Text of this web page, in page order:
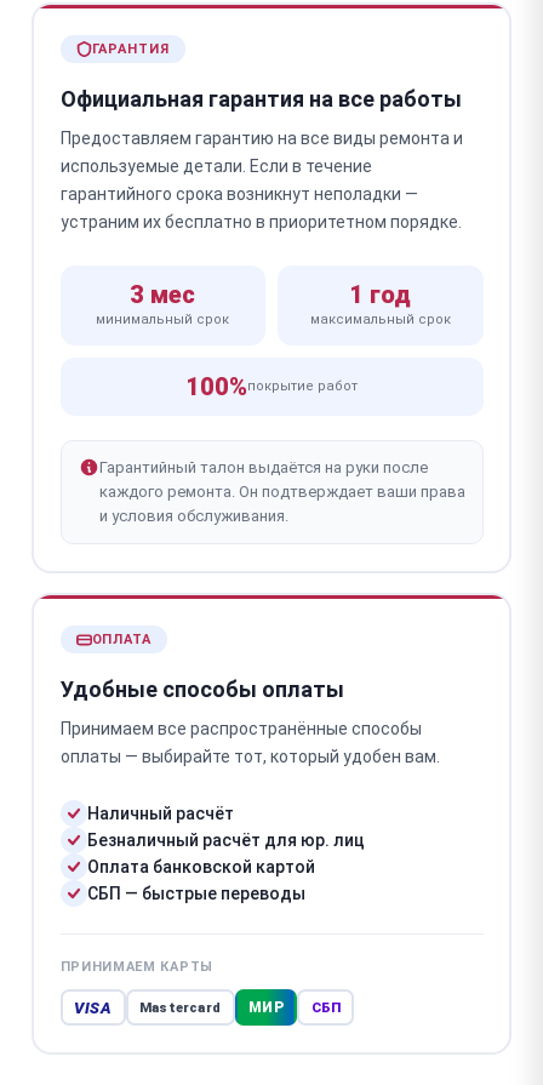
ГАРАНТИЯ
Официальная гарантия на все работы
Предоставляем гарантию на все виды ремонта и
используемые детали. Если в течение
гарантийного срока возникнут неполадки —
устраним их бесплатно в приоритетном порядке.
3 мес
минимальный срок
1 год
максимальный срок
100%покрытие работ
Гарантийный талон выдаётся на руки после
каждого ремонта. Он подтверждает ваши права
и условия обслуживания.
ОПЛАТА
Удобные способы оплаты
Принимаем все распространённые способы
оплаты — выбирайте тот, который удобен вам.
Наличный расчёт
Безналичный расчёт для юр. лиц
Оплата банковской картой
СБП — быстрые переводы
ПРИНИМАЕМ КАРТЫ
VISA Mastercard МИР СБП